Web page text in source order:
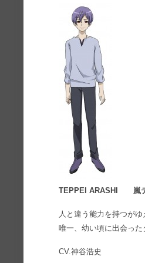
TEPPEI ARASHI 嵐
人と違う能力を持つが
唯一、幼い頃に出会っ
CV.神谷浩史